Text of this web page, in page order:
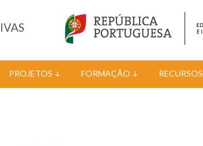
PROJETOS FORMAÇÃO RECURSOS